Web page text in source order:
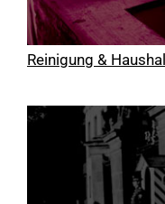
Reinigung &